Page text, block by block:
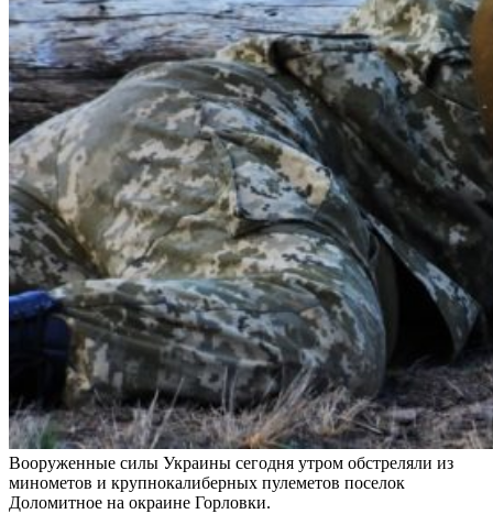
Вооруженные силы Украины сегодня утром обстреляли из
минометов и крупнокалиберных пулеметов поселок
Доломитное на окраине Горловки.